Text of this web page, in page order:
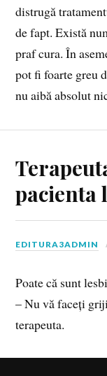
distrugă
de fapt. Există
praf cura. În
pot fi foarte greu
nu aibă absolut
pacienta
EDITURA3ADMIN
Poate că sunt
– Nu vă faceți
terapeuta.